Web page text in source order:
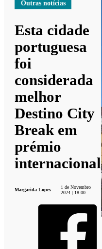
Outras notícias
Esta cidade
portuguesa
foi
considerada
melhor
Destino City
Break em
prémio
internacional
Margarida Lopes
1 de Novembro
2024 | 18:00